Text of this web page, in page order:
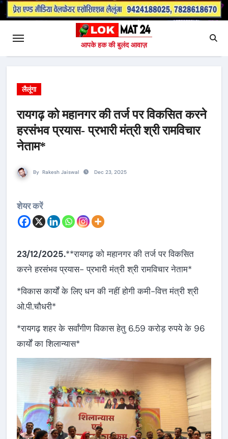
आपके हक की बुलंद आवाज़
लैलूंगा
रायगढ़ को महानगर की तर्ज पर विकसित करने
हरसंभव प्रयास- प्रभारी मंत्री श्री रामविचार
नेताम*
By Rakesh Jaiswal Dec 23, 2025
शेयर करें
23/12/2025.**रायगढ़ को महानगर की तर्ज पर विकसित
करने हरसंभव प्रयास- प्रभारी मंत्री श्री रामविचार नेताम*
*विकास कार्यों के लिए धन की नहीं होगी कमी-वित्त मंत्री श्री
ओ.पी.चौधरी*
*रायगढ़ शहर के सर्वांगीण विकास हेतु 6.59 करोड़ रुपये के 96
कार्यों का शिलान्यास*